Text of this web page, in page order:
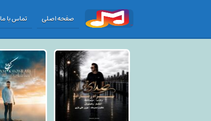
صفحه اصلی تماس با ما